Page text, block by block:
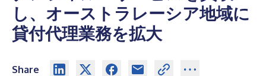
し、オーストラレーシア地域に
貸付代理業務を拡大
Share